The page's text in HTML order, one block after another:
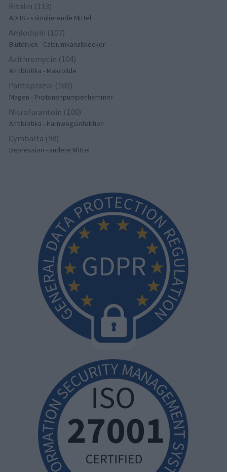
Ritalin (113)
ADHS - stimulierende Mittel
Amlodipin (107)
Blutdruck - Calciumkanalblocker
Azithromycin (104)
Antibiotika - Makrolide
Pantoprazol (103)
Magen - Protonenpumpenhemmer
Nitrofurantoin (100)
Antibiotika - Harnwegsinfektion
Cymbalta (98)
Depression - andere Mittel